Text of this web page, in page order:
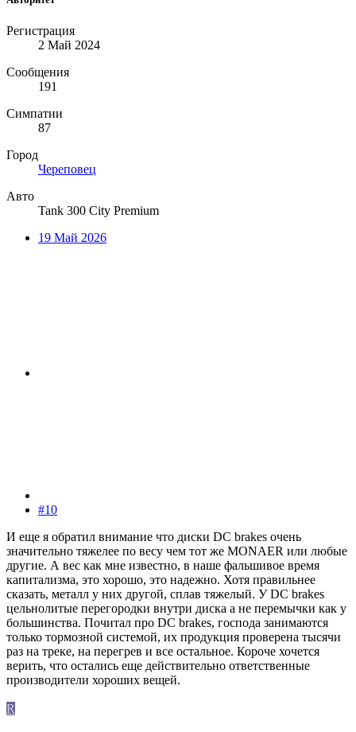
Регистрация
2 Май 2024
Сообщения
191
Симпатии
87
Город
Череповец
Авто
Tank 300 City Premium
19 Май 2026
#10
И еще я обратил внимание что диски DC brakes очень
значительно тяжелее по весу чем тот же MONAER или любые
другие. А вес как мне известно, в наше фальшивое время
капитализма, это хорошо, это надежно. Хотя правильнее
сказать, металл у них другой, сплав тяжелый. У DC brakes
цельнолитые перегородки внутри диска а не перемычки как у
большинства. Почитал про DC brakes, господа занимаются
только тормозной системой, их продукция проверена тысячи
раз на треке, на перегрев и все остальное. Короче хочется
верить, что остались еще действительно ответственные
производители хороших вещей.
R